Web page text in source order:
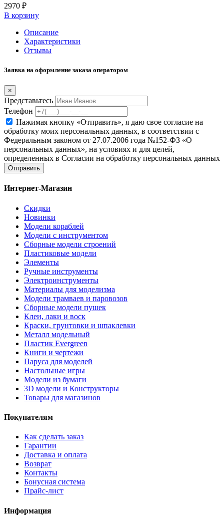
2970 ₽
В корзину
Описание
Характеристики
Отзывы
Заявка на оформление заказа оператором
×
Представьтесь
Телефон
Нажимая кнопку «Отправить», я даю свое согласие на
обработку моих персональных данных, в соответствии с
Федеральным законом от 27.07.2006 года №152-ФЗ «О
персональных данных», на условиях и для целей,
определенных в Согласии на обработку персональных данных
Отправить
Интернет-Магазин
Скидки
Новинки
Модели кораблей
Модели с инструментом
Сборные модели строений
Пластиковые модели
Элементы
Ручные инструменты
Электроинструменты
Материалы для моделизма
Модели трамваев и паровозов
Сборные модели пушек
Клеи, лаки и воск
Краски, грунтовки и шпаклевки
Металл модельный
Пластик Evergreen
Книги и чертежи
Паруса для моделей
Настольные игры
Модели из бумаги
3D модели и Конструкторы
Товары для магазинов
Покупателям
Как сделать заказ
Гарантии
Доставка и оплата
Возврат
Контакты
Бонусная система
Прайс-лист
Информация